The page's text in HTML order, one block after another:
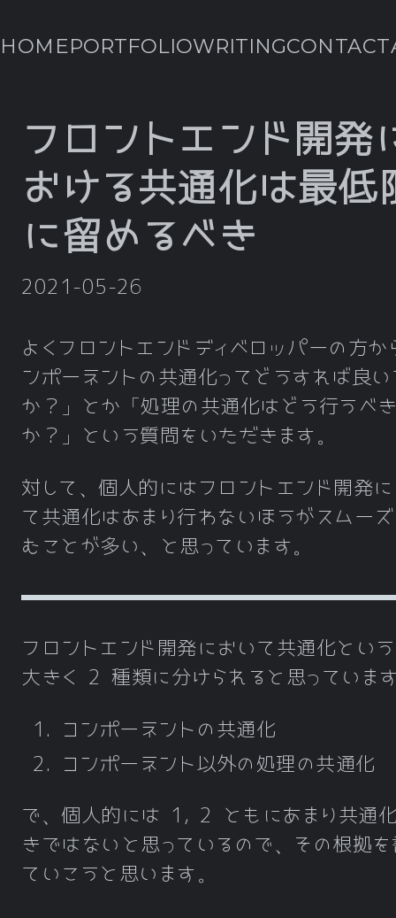
HOMEPORTFOLIOWRITINGCONTACT
フロントエンド開発
おける共通化は最低
に留めるべき
2021-05-26
よくフロントエンドディベロッパーの方か
ンポーネントの共通化ってどうすれば良
か？」とか「処理の共通化はどう行うべ
か？」という質問をいただきます。
対して、個人的にはフロントエンド開発
て共通化はあまり行わないほうがスムー
むことが多い、と思っています。
フロントエンド開発において共通化とい
大きく 2 種類に分けられると思っていま
コンポーネントの共通化
コンポーネント以外の処理の共通化
で、個人的には 1, 2 ともにあまり共通
きではないと思っているので、その根拠
ていこうと思います。